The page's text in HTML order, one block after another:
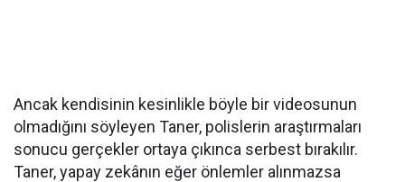
Ancak kendisinin kesinlikle böyle bir videosunun
olmadığını söyleyen Taner, polislerin araştırmaları
sonucu gerçekler ortaya çıkınca serbest bırakılır.
Taner, yapay zekânın eğer önlemler alınmazsa